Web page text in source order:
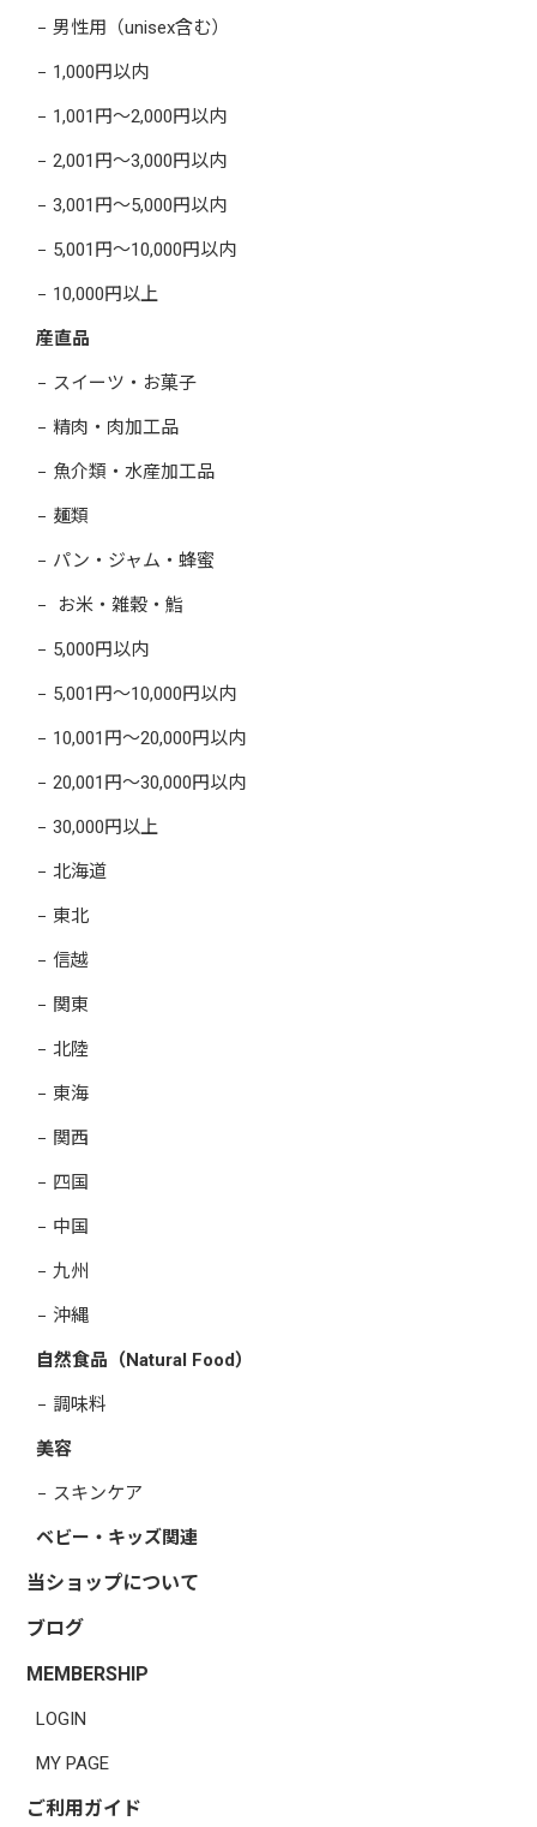
男性用（unisex含む）
1,000円以内
1,001円～2,000円以内
2,001円～3,000円以内
3,001円～5,000円以内
5,001円～10,000円以内
10,000円以上
産直品
スイーツ・お菓子
精肉・肉加工品
魚介類・水産加工品
麺類
パン・ジャム・蜂蜜
お米・雑穀・鮨
5,000円以内
5,001円～10,000円以内
10,001円～20,000円以内
20,001円～30,000円以内
30,000円以上
北海道
東北
信越
関東
北陸
東海
関西
四国
中国
九州
沖縄
自然食品（Natural Food）
調味料
美容
スキンケア
ベビー・キッズ関連
当ショップについて
ブログ
MEMBERSHIP
LOGIN
MY PAGE
ご利用ガイド